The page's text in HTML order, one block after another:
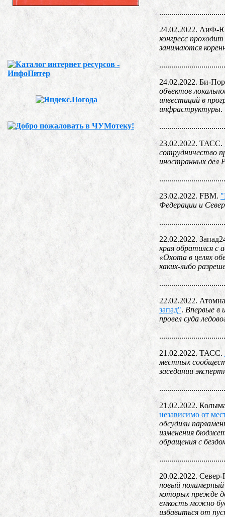
24.02.2022. АиФ-
конгресс
занимаются
24.02.2022. Би-
объектов
инвестиций в
инфраструктуры.
23.02.2022. ТАСС.
сотрудничество
иностранных дел
23.02.2022. FBM.
Федерации и
22.02.2022.
края обратился с
«Охота в целях
каких-либо
22.02.2022.
запад". Впервые в
провел суда
21.02.2022. ТАСС.
местных
заседании
21.02.2022.
независимо от
обсудили
изменения
обращения с
20.02.2022.
новый
которых прежде
емкость можно
избавиться от